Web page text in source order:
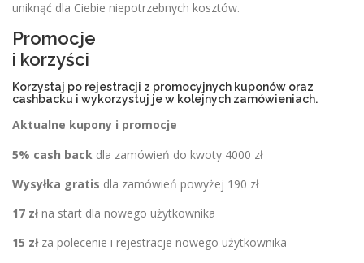
uniknąć dla Ciebie niepotrzebnych kosztów.
Promocje
i korzyści
Korzystaj po rejestracji z promocyjnych kuponów oraz
cashbacku i wykorzystuj je w kolejnych zamówieniach.
Aktualne kupony i promocje
5% cash back dla zamówień do kwoty 4000 zł
Wysyłka gratis dla zamówień powyżej 190 zł
17 złna start dla nowego użytkownika
15 złza polecenie i rejestracje nowego użytkownika